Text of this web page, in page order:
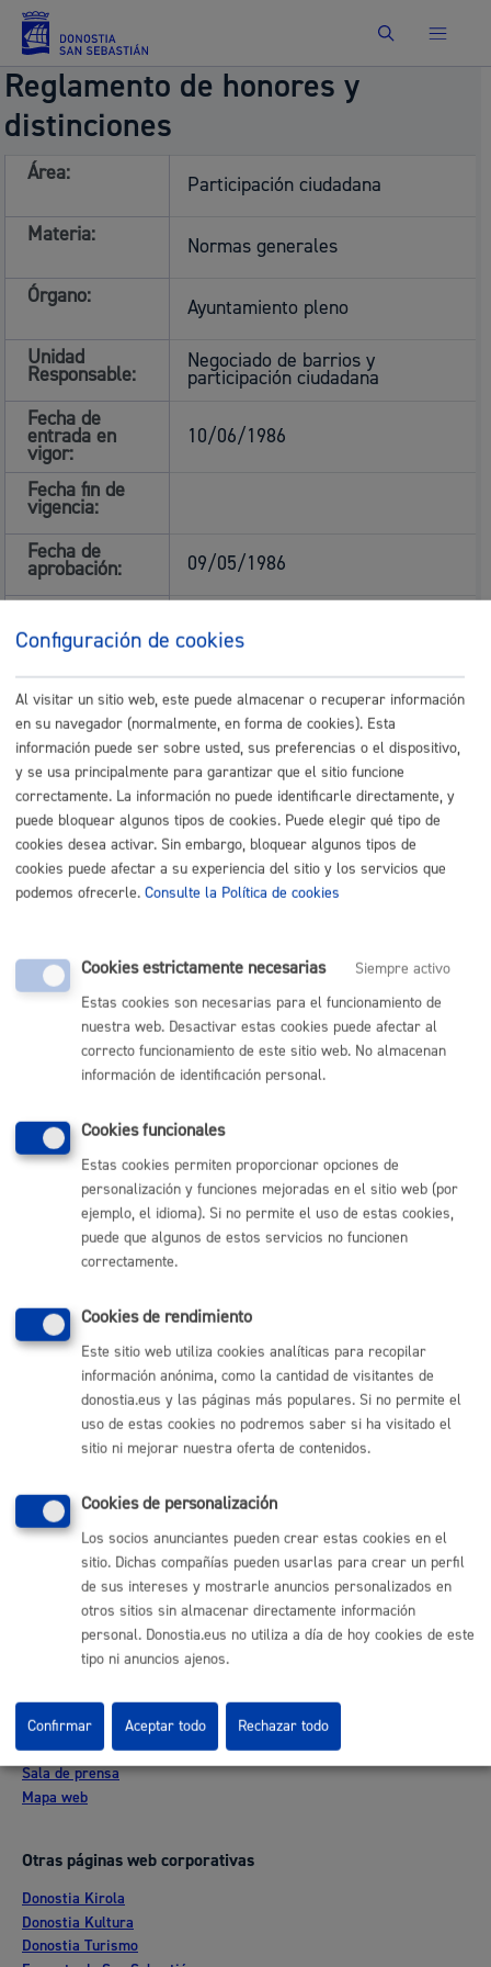
Buscar
Reglamento de honores y
distinciones
Área:
Participación ciudadana
Materia:
Normas generales
Órgano:
Ayuntamiento pleno
Unidad
Responsable:
Negociado de barrios y
participación ciudadana
Fecha de
entrada en
vigor:
10/06/1986
Fecha fin de
vigencia:
Fecha de
aprobación:
09/05/1986
publicación en
el BOG:
09/15/1986
Observaciones: Modificaciones: Acuerdo de
Pleno de 01/12/1997 (BOG
19/02/1998): artículos 11,23 y
29. Acuerdo de Pleno de
23/11/1998 (BOG 21/04/1999):
artículos 18 y 30, y nuevo
capítulo 7. Acuerdo de Pleno de
01/04/2003 (BOG 03/06/2003):
artículos 3, 38 y 40. Acuerdo de
Pleno de 24/02/2004 (BOG
22/06/2004): artículo 33.
Acuerdo de Pleno de
25/09/2007 (BOG 11/10/2007):
Ohoreak_Honores.pdf
Modificaciones:
Mod_Reglam_Honores_5.pdf
(19 Kb)
Mod_Reglam_Honores 1.pdf
Mod_Reglam_Honores_2.pdf
Mod_Reglam_Honores_4.pdf
consolidado:
11.- Reglamento de Honores
y Distinciones del Excmo.
Ayuntamiento de San
Volver
Comunícate con el Ayuntamiento de Donostia / San
Sebastián
010 (gratuito desde Donostia / San Sebastián)
(+34) 943 481 000
Buzón de la ciudadanía
Informar de un error en la web
Enlaces útiles
Perfil del contratante
Sede electrónica
Mapas - GeoDonostia
Sala de prensa
Mapa web
Otras páginas web corporativas
Donostia Kirola
Donostia Kultura
Donostia Turismo
Configuración de cookies
Al visitar un sitio web, este puede almacenar o recuperar información
en su navegador (normalmente, en forma de cookies). Esta
información puede ser sobre usted, sus preferencias o el dispositivo,
y se usa principalmente para garantizar que el sitio funcione
correctamente. La información no puede identificarle directamente, y
puede bloquear algunos tipos de cookies. Puede elegir qué tipo de
cookies desea activar. Sin embargo, bloquear algunos tipos de
cookies puede afectar a su experiencia del sitio y los servicios que
podemos ofrecerle. Consulte la Política de cookies
Cookies estrictamente necesarias
Siempre activo
Estas cookies son necesarias para el funcionamiento de
nuestra web. Desactivar estas cookies puede afectar al
correcto funcionamiento de este sitio web. No almacenan
información de identificación personal.
Cookies funcionales
Estas cookies permiten proporcionar opciones de
personalización y funciones mejoradas en el sitio web (por
ejemplo, el idioma). Si no permite el uso de estas cookies,
puede que algunos de estos servicios no funcionen
correctamente.
Cookies de rendimiento
Este sitio web utiliza cookies analíticas para recopilar
información anónima, como la cantidad de visitantes de
donostia.eus y las páginas más populares. Si no permite el
uso de estas cookies no podremos saber si ha visitado el
sitio ni mejorar nuestra oferta de contenidos.
Cookies de personalización
Los socios anunciantes pueden crear estas cookies en el
sitio. Dichas compañías pueden usarlas para crear un perfil
de sus intereses y mostrarle anuncios personalizados en
otros sitios sin almacenar directamente información
personal. Donostia.eus no utiliza a día de hoy cookies de este
tipo ni anuncios ajenos.
Rechazar todo
Confirmar Aceptar todo